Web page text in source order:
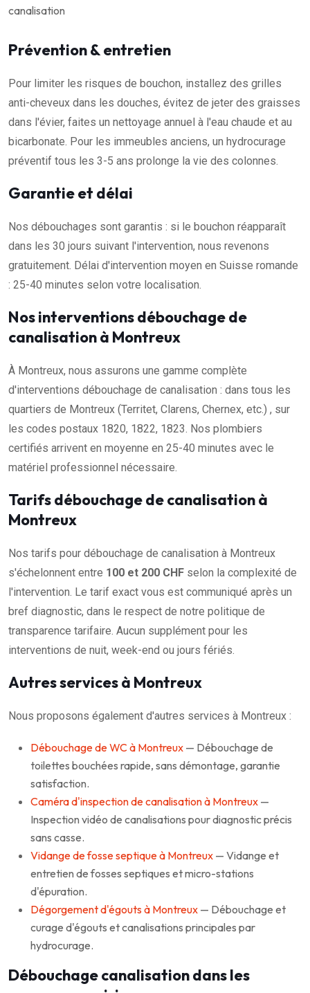
Prévention & entretien
Pour limiter les risques de bouchon, installez des grilles
anti-cheveux dans les douches, évitez de jeter des graisses
dans l'évier, faites un nettoyage annuel à l'eau chaude et au
bicarbonate. Pour les immeubles anciens, un hydrocurage
préventif tous les 3-5 ans prolonge la vie des colonnes.
Garantie et délai
Nos débouchages sont garantis : si le bouchon réapparaît
dans les 30 jours suivant l'intervention, nous revenons
gratuitement. Délai d'intervention moyen en Suisse romande
: 25-40 minutes selon votre localisation.
Nos interventions débouchage de
canalisation à Montreux
À Montreux, nous assurons une gamme complète
d'interventions débouchage de canalisation : dans tous les
quartiers de Montreux (Territet, Clarens, Chernex, etc.) , sur
les codes postaux 1820, 1822, 1823. Nos plombiers
certifiés arrivent en moyenne en 25-40 minutes avec le
matériel professionnel nécessaire.
Tarifs débouchage de canalisation à
Montreux
Nos tarifs pour débouchage de canalisation à Montreux
s'échelonnent entre 100 et 200 CHF selon la complexité de
l'intervention. Le tarif exact vous est communiqué après un
bref diagnostic, dans le respect de notre politique de
transparence tarifaire. Aucun supplément pour les
interventions de nuit, week-end ou jours fériés.
Autres services à Montreux
Nous proposons également d'autres services à Montreux :
Débouchage de WC à Montreux — Débouchage de
toilettes bouchées rapide, sans démontage, garantie
satisfaction.
Caméra d'inspection de canalisation à Montreux —
Inspection vidéo de canalisations pour diagnostic précis
sans casse.
Vidange de fosse septique à Montreux — Vidange et
entretien de fosses septiques et micro-stations
d'épuration.
Dégorgement d'égouts à Montreux — Débouchage et
curage d'égouts et canalisations principales par
hydrocurage.
Débouchage canalisation dans les